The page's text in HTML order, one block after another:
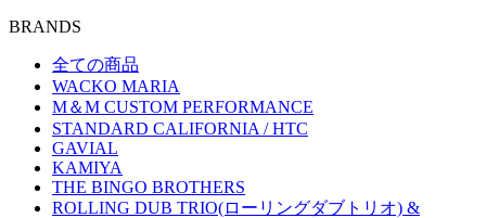
BRANDS
全ての商品
WACKO MARIA
M＆M CUSTOM PERFORMANCE
STANDARD CALIFORNIA / HTC
GAVIAL
KAMIYA
THE BINGO BROTHERS
ROLLING DUB TRIO(ローリングダブトリオ) &